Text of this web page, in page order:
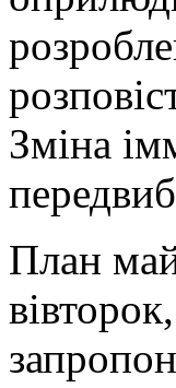
Зміна
План